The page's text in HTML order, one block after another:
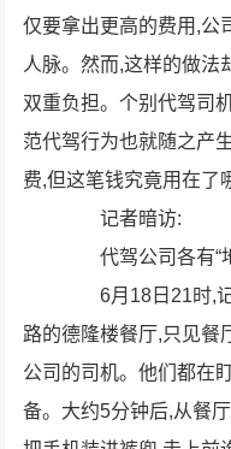
仅要拿出更高的费用,公
人脉。然而,这样的做法
双重负担。个别代驾司
范代驾行为也就随之产
费,但这笔钱究竟用在了
记者暗访:
代驾公司各有“
6月18日21时,记
路的德隆楼餐厅,只见餐
公司的司机。他们都在
备。大约5分钟后,从餐